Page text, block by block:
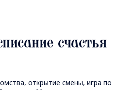
счастья
открытие смены, игра по